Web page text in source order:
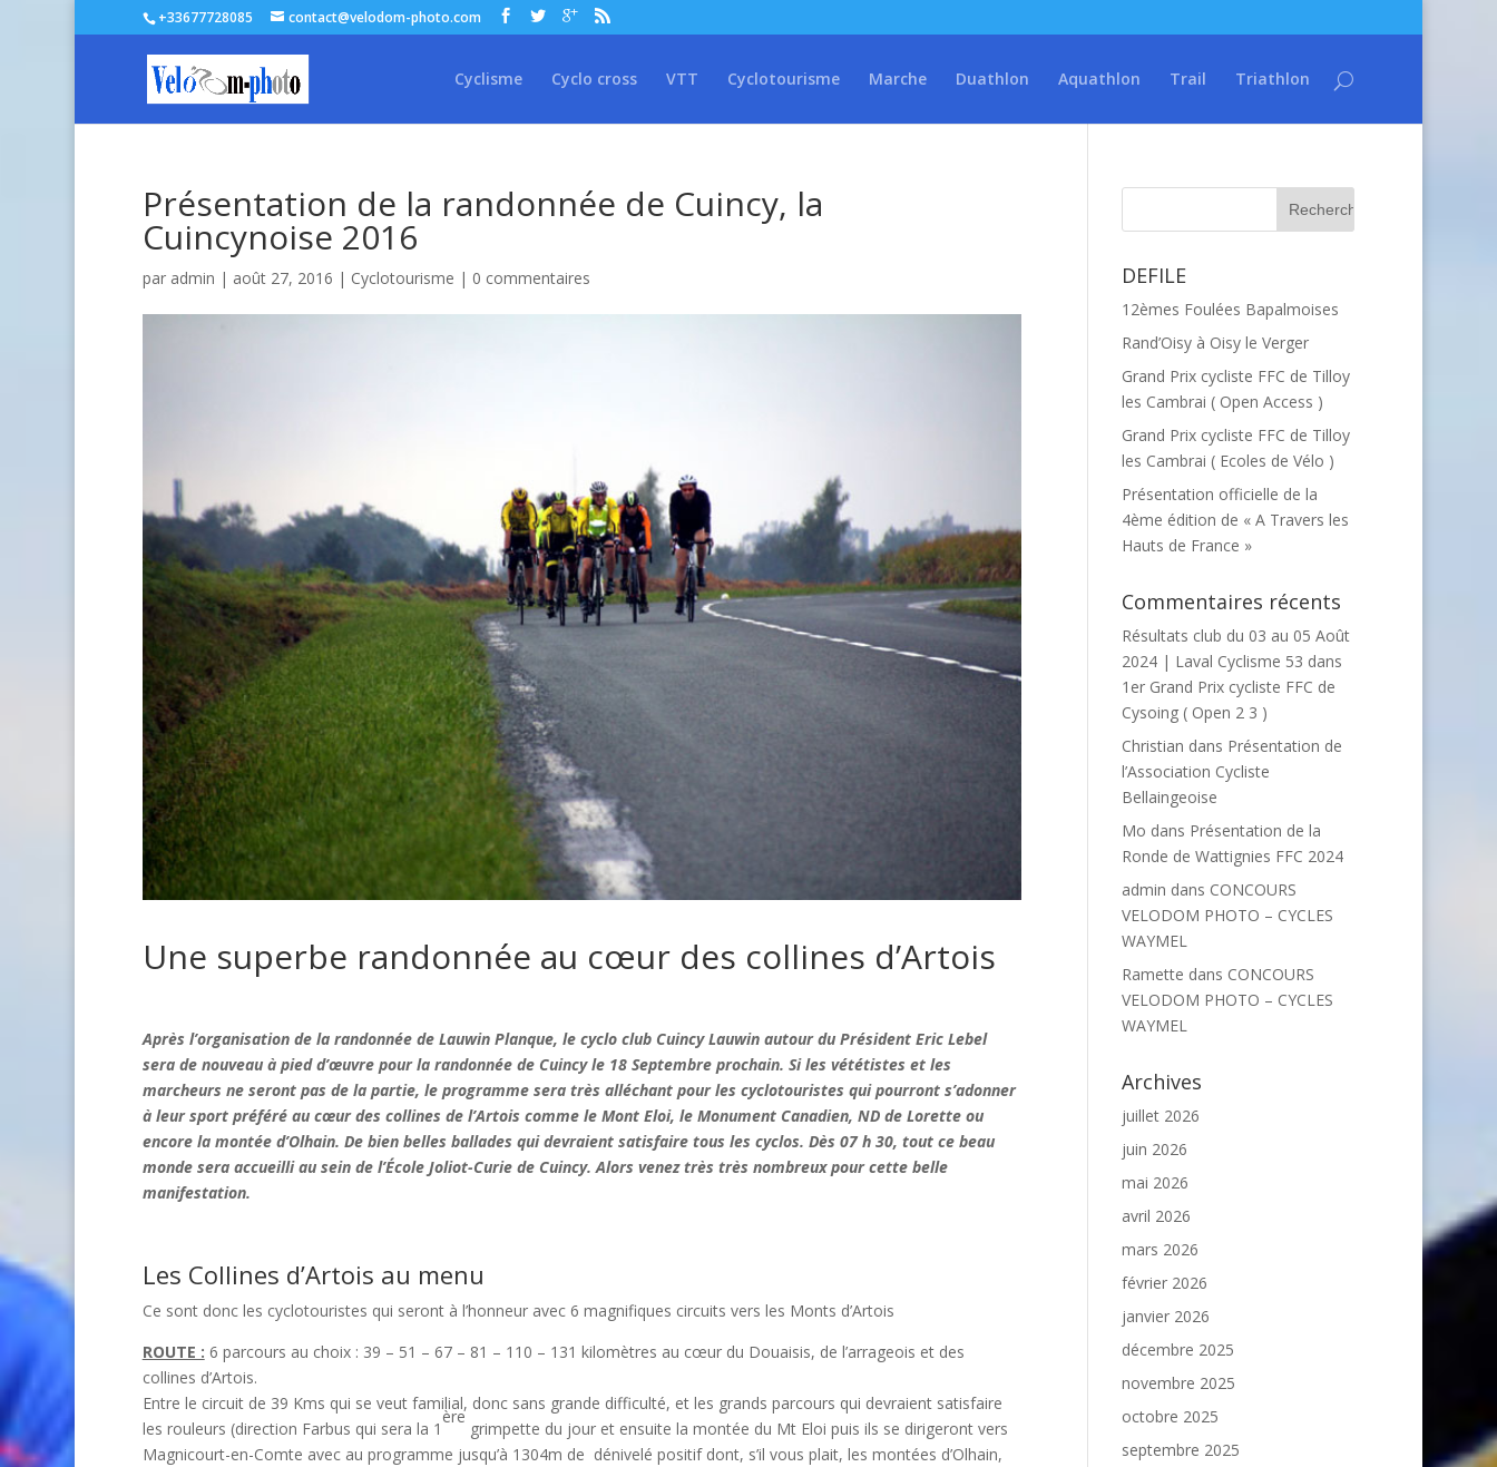
+33677728085 contact@velodom-photo.com
Cyclisme Cyclo cross VTT Cyclotourisme Marche Duathlon Aquathlon Trail Triathlon
Présentation de la randonnée de Cuincy, la
Cuincynoise 2016
par admin | août 27, 2016 | Cyclotourisme | 0 commentaires
Une superbe randonnée au cœur des collines d’Artois
Après l’organisation de la randonnée de Lauwin Planque, le cyclo club Cuincy Lauwin autour du Président Eric Lebel
sera de nouveau à pied d’œuvre pour la randonnée de Cuincy le 18 Septembre prochain. Si les vététistes et les
marcheurs ne seront pas de la partie, le programme sera très alléchant pour les cyclotouristes qui pourront s’adonner
à leur sport préféré au cœur des collines de l’Artois comme le Mont Eloi, le Monument Canadien, ND de Lorette ou
encore la montée d’Olhain. De bien belles ballades qui devraient satisfaire tous les cyclos. Dès 07 h 30, tout ce beau
monde sera accueilli au sein de l’École Joliot-Curie de Cuincy. Alors venez très très nombreux pour cette belle
manifestation.
Les Collines d’Artois au menu
Ce sont donc les cyclotouristes qui seront à l’honneur avec 6 magnifiques circuits vers les Monts d’Artois
ROUTE : 6 parcours au choix : 39 – 51 – 67 – 81 – 110 – 131 kilomètres au cœur du Douaisis, de l’arrageois et des
collines d’Artois.
Entre le circuit de 39 Kms qui se veut familial, donc sans grande difficulté, et les grands parcours qui devraient satisfaire
les rouleurs (direction Farbus qui sera la 1
ère
grimpette du jour et ensuite la montée du Mt Eloi puis ils se dirigeront vers
Magnicourt-en-Comte avec au programme jusqu’à 1304m de dénivelé positif dont, s’il vous plait, les montées d’Olhain,
DEFILE
12èmes Foulées Bapalmoises
Rand’Oisy à Oisy le Verger
Grand Prix cycliste FFC de Tilloy
les Cambrai ( Open Access )
Grand Prix cycliste FFC de Tilloy
les Cambrai ( Ecoles de Vélo )
Présentation officielle de la
4ème édition de « A Travers les
Hauts de France »
Commentaires récents
Résultats club du 03 au 05 Août
2024 | Laval Cyclisme 53 dans
1er Grand Prix cycliste FFC de
Cysoing ( Open 2 3 )
Christian dans Présentation de
l’Association Cycliste
Bellaingeoise
Mo dans Présentation de la
Ronde de Wattignies FFC 2024
admin dans CONCOURS
VELODOM PHOTO – CYCLES
WAYMEL
Ramette dans CONCOURS
VELODOM PHOTO – CYCLES
WAYMEL
Archives
juillet 2026
juin 2026
mai 2026
avril 2026
mars 2026
février 2026
janvier 2026
décembre 2025
novembre 2025
octobre 2025
septembre 2025